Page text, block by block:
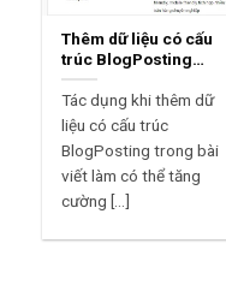
Thêm dữ liệu có cấu
trúc BlogPosting
trong bài viết blogspot
Tác dụng khi thêm dữ
liệu có cấu trúc
BlogPosting trong bài
viết làm có thể tăng
cường [...]